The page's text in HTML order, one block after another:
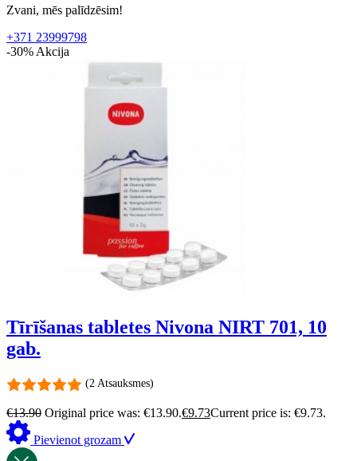
Zvani, mēs palīdzēsim!
+371 23999798
-30% Akcija
Tīrīšanas tabletes Nivona NIRT 701, 10
gab.
(2 Atsauksmes)
€13.90 Original price was: €13.90.€9.73Current price is: €9.73.
Pievienot grozam